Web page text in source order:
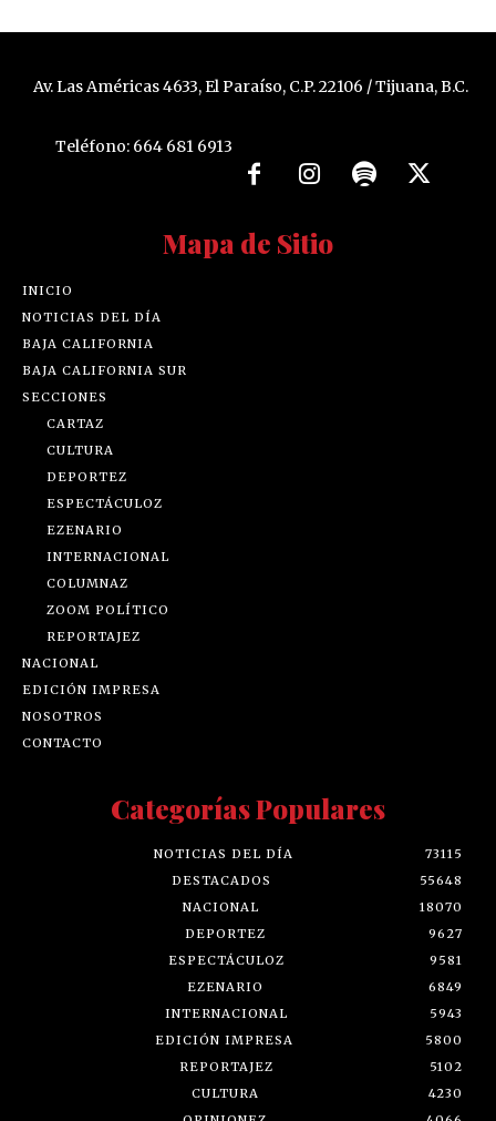
Av. Las Américas 4633, El Paraíso, C.P. 22106 / Tijuana, B.C.
Teléfono: 664 681 6913
Mapa de Sitio
INICIO
NOTICIAS DEL DÍA
BAJA CALIFORNIA
BAJA CALIFORNIA SUR
SECCIONES
CARTAZ
CULTURA
DEPORTEZ
ESPECTÁCULOZ
EZENARIO
INTERNACIONAL
COLUMNAZ
ZOOM POLÍTICO
REPORTAJEZ
NACIONAL
EDICIÓN IMPRESA
NOSOTROS
CONTACTO
Categorías Populares
NOTICIAS DEL DÍA
73115
DESTACADOS
55648
NACIONAL
18070
DEPORTEZ
9627
ESPECTÁCULOZ
9581
EZENARIO
6849
INTERNACIONAL
5943
EDICIÓN IMPRESA
5800
REPORTAJEZ
5102
CULTURA
4230